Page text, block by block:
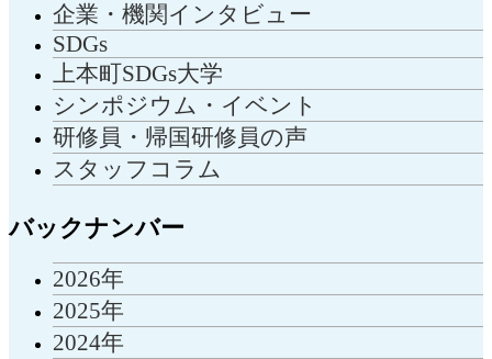
企業・機関インタビュー
SDGs
上本町SDGs大学
シンポジウム・イベント
研修員・帰国研修員の声
スタッフコラム
バックナンバー
2026年
2025年
2024年